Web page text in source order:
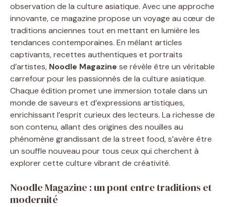
observation de la culture asiatique. Avec une approche
innovante, ce magazine propose un voyage au cœur de
traditions anciennes tout en mettant en lumière les
tendances contemporaines. En mêlant articles
captivants, recettes authentiques et portraits
d’artistes, Noodle Magazine se révèle être un véritable
carrefour pour les passionnés de la culture asiatique.
Chaque édition promet une immersion totale dans un
monde de saveurs et d’expressions artistiques,
enrichissant l’esprit curieux des lecteurs. La richesse de
son contenu, allant des origines des nouilles au
phénomène grandissant de la street food, s’avère être
un souffle nouveau pour tous ceux qui cherchent à
explorer cette culture vibrant de créativité.
Noodle Magazine : un pont entre traditions et
modernité